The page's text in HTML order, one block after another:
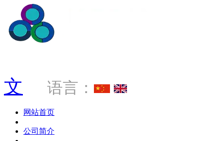
文 语言：
网站首页
公司简介